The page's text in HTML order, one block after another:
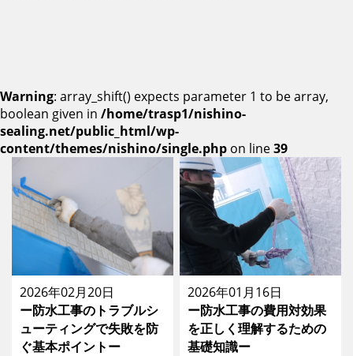
Warning: array_shift() expects parameter 1 to be array,
boolean given in /home/trasp1/nishino-
sealing.net/public_html/wp-
content/themes/nishino/single.php on line39
2026年02月20日
ー防水工事のトラブルシ
ューティングで失敗を防
ぐ基本ポイントー
2026年01月16日
ー防水工事の費用対効果
を正しく理解するための
基礎知識ー